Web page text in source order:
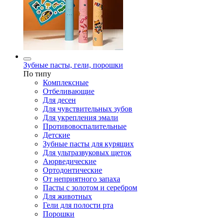
Зубные пасты, гели, порошки
По типу
Комплексные
Отбеливающие
Для десен
Для чувствительных зубов
Для укрепления эмали
Противовоспалительные
Детские
Зубные пасты для курящих
Для ультразвуковых щеток
Аюрведические
Ортодонтические
От неприятного запаха
Пасты с золотом и серебром
Для животных
Гели для полости рта
Порошки